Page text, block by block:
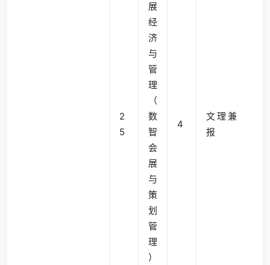
2
5
展
经
济
与
管
理
（
数
智
会
展
与
策
划
管
理
）
4
文理兼
报